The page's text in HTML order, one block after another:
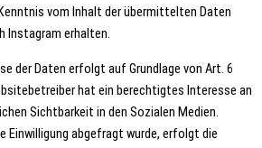
vom Inhalt der übermittelten Daten
Instagram erhalten.
der Daten erfolgt auf Grundlage von Art. 6
hat ein berechtigtes Interesse an
Sichtbarkeit in den Sozialen Medien.
Einwilligung abgefragt wurde, erfolgt die